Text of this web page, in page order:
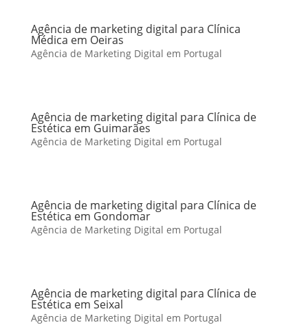
Agência de marketing digital para Clínica
Médica em Oeiras
Agência de Marketing Digital em Portugal
Agência de marketing digital para Clínica de
Estética em Guimarães
Agência de Marketing Digital em Portugal
Agência de marketing digital para Clínica de
Estética em Gondomar
Agência de Marketing Digital em Portugal
Agência de marketing digital para Clínica de
Estética em Seixal
Agência de Marketing Digital em Portugal